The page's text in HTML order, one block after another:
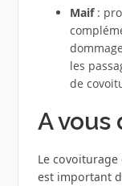
Maif:
les
de
A vous
Le
est important